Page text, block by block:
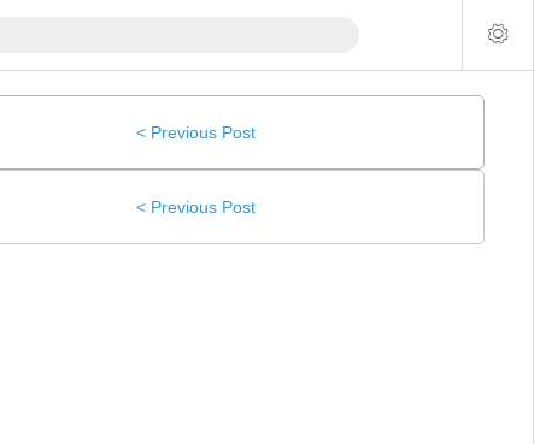
< Previous Post
< Previous Post